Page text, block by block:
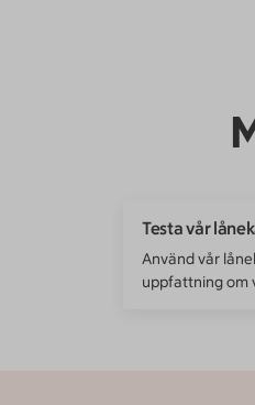
Testa vår
Använd vår
uppfattning om